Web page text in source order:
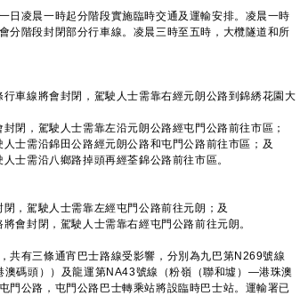
凌晨一時起分階段實施臨時交通及運輸安排。凌晨一時
分階段封閉部分行車線。凌晨三時至五時，大欖隧道和所
車線將會封閉，駕駛人士需靠右經元朗公路到錦綉花園大
閉，駕駛人士需靠左沿元朗公路經屯門公路前往市區；
士需沿錦田公路經元朗公路和屯門公路前往市區；及
士需沿八鄉路掉頭再經荃錦公路前往市區。
，駕駛人士需靠左經屯門公路前往元朗；及
會封閉，駕駛人士需靠右經屯門公路前往元朗。
有三條通宵巴士路線受影響，分別為九巴第N269號線
碼頭））及龍運第NA43號線（粉嶺（聯和墟）—港珠澳
門公路，屯門公路巴士轉乘站將設臨時巴士站。運輸署已